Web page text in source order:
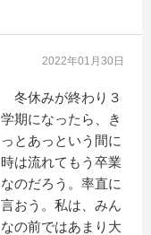
2022年01月30日
冬休みが終わり３
学期になったら、き
っとあっという間に
時は流れてもう卒業
なのだろう。率直に
言おう。私は、みん
なの前ではあまり大